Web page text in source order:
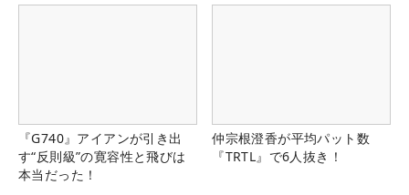
『G740』アイアンが引き出
す“反則級”の寛容性と飛びは
本当だった！
仲宗根澄香が平均パット数
『TRTL』で6人抜き！